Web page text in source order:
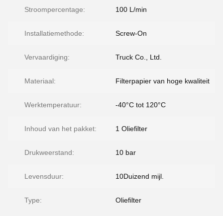
Stroompercentage: 100 L/min
Installatiemethode: Screw-On
Vervaardiging: Truck Co., Ltd.
Materiaal: Filterpapier van hoge kwaliteit
Werktemperatuur: -40°C tot 120°C
Inhoud van het pakket: 1 Oliefilter
Drukweerstand: 10 bar
Levensduur: 10Duizend mijl.
Type: Oliefilter